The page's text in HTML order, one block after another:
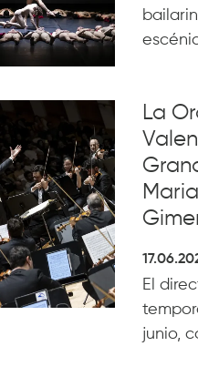
La
El
junio,